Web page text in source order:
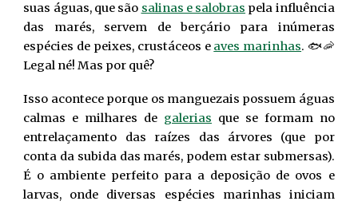
suas águas, que são salinas e salobras pela influência
das marés, servem de berçário para inúmeras
espécies de peixes, crustáceos e aves marinhas. 🐟🦐
Legal né! Mas por quê?
Isso acontece porque os manguezais possuem águas
calmas e milhares de galerias que se formam no
entrelaçamento das raízes das árvores (que por
conta da subida das marés, podem estar submersas).
É o ambiente perfeito para a deposição de ovos e
larvas, onde diversas espécies marinhas iniciam